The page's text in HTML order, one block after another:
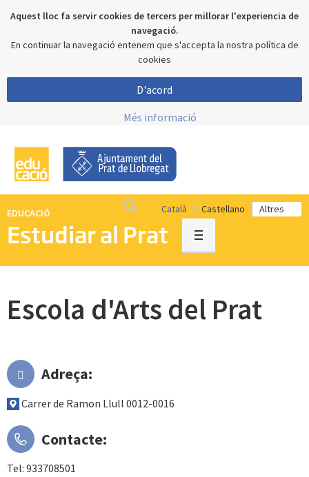
Aquest lloc fa servir cookies de tercers per millorar l'experiencia de
navegació.
En continuar la navegació entenem que s'accepta la nostra política de
cookies
D'acord
Més informació
Català Castellano
EDUCACIÓ
Estudiar al Prat
Escola d'Arts del Prat
Adreça:
Carrer de Ramon Llull 0012-0016
Contacte:
Tel: 933708501